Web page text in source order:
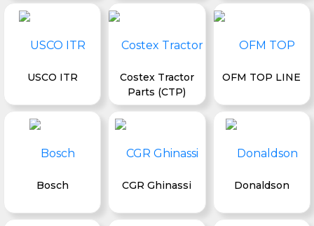
USCO ITR
Costex Tractor
Parts (CTP)
OFM TOP LINE
Bosch CGR Ghinassi Donaldson